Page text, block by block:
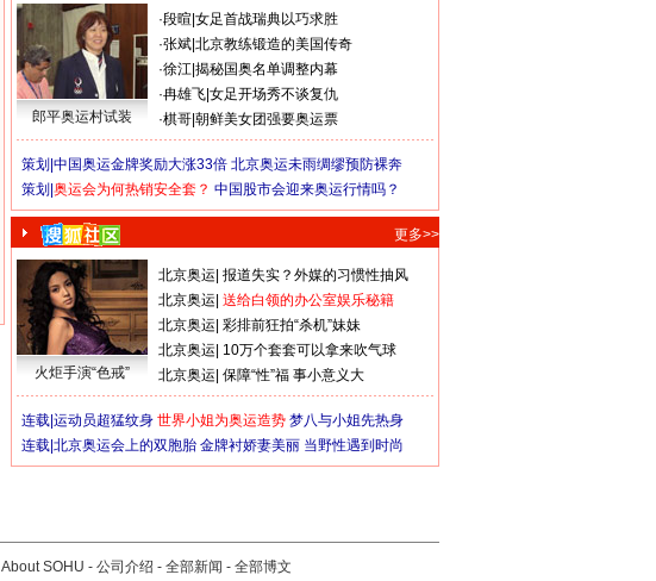
郎平奥运村试装
·段暄 女足首战瑞典以巧求胜
·张斌 北京教练锻造的美国传奇
·徐江 揭秘国奥名单调整内幕
·冉雄飞 女足开场秀不谈复仇
·棋哥 朝鲜美女团强要奥运票
策划| 中国奥运金牌奖励大涨33倍 北京奥运未雨绸缪预防裸奔
策划| 奥运会为何热销安全套？ 中国股市会迎来奥运行情吗？
更多>>
火炬手演“色戒”
北京奥运 报道失实？外媒的习惯性抽风
北京奥运 送给白领的办公室娱乐秘籍
北京奥运 彩排前狂拍“杀机”妹妹
北京奥运 10万个套套可以拿来吹气球
北京奥运 保障“性”福 事小意义大
连载| 运动员超猛纹身 世界小姐为奥运造势 梦八与小姐先热身
连载| 北京奥运会上的双胞胎 金牌衬娇妻美丽 当野性遇到时尚
About SOHU - 公司介绍 - 全部新闻 - 全部博文